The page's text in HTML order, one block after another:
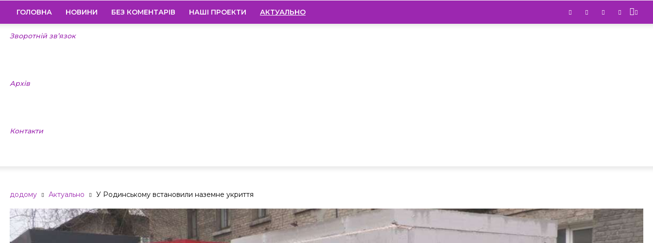
ГОЛОВНА НОВИНИ БЕЗ КОМЕНТАРІВ НАШІ ПРОЕКТИ АКТУАЛЬНО
Зворотній зв’язок
Архів
Контакти
додому Актуально У Родинському встановили наземне укриття